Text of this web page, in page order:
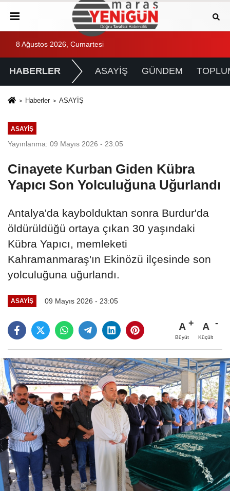
8 Ağustos 2026, Cumartesi
HABERLER ASAYİŞ GÜNDEM
Haberler ASAYİŞ
ASAYİŞ
Yayınlanma: 09 Mayıs 2026 - 23:05
Cinayete Kurban Giden Kübra
Yapıcı Son Yolculuğuna Uğurlandı
Antalya'da kaybolduktan sonra Burdur'da
öldürüldüğü ortaya çıkan 30 yaşındaki
Kübra Yapıcı, memleketi
Kahramanmaraş'ın Ekinözü ilçesinde son
yolculuğuna uğurlandı.
ASAYİŞ 09 Mayıs 2026 - 23:05
A
Büyüt
A
Küçült